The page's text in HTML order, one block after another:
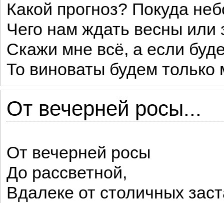
Какой прогноз? Покуда
Чего нам ждать весны или
Скажи мне всё, а если
То виноваты будем только
От вечерней росы...
От вечерней росы
До рассветной,
Вдалеке от столичных